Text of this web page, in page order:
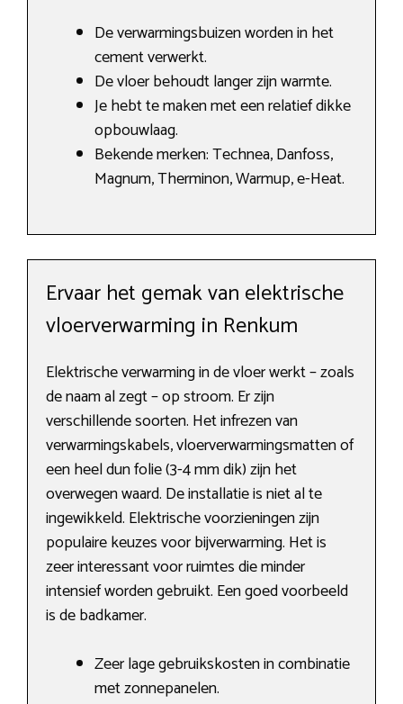
De verwarmingsbuizen worden in het
cement verwerkt.
De vloer behoudt langer zijn warmte.
Je hebt te maken met een relatief dikke
opbouwlaag.
Bekende merken: Technea, Danfoss,
Magnum, Therminon, Warmup, e-Heat.
Ervaar het gemak van elektrische
vloerverwarming in Renkum
Elektrische verwarming in de vloer werkt – zoals
de naam al zegt – op stroom. Er zijn
verschillende soorten. Het infrezen van
verwarmingskabels, vloerverwarmingsmatten of
een heel dun folie (3-4 mm dik) zijn het
overwegen waard. De installatie is niet al te
ingewikkeld. Elektrische voorzieningen zijn
populaire keuzes voor bijverwarming. Het is
zeer interessant voor ruimtes die minder
intensief worden gebruikt. Een goed voorbeeld
is de badkamer.
Zeer lage gebruikskosten in combinatie
met zonnepanelen.